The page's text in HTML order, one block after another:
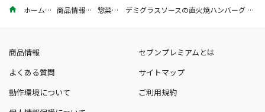
ホーム 商品情報 惣菜 デミグラスソースの直火焼ハンバーグ 100g
商品情報
セブンプレミアムとは
よくある質問
サイトマップ
動作環境について
ご利用規約